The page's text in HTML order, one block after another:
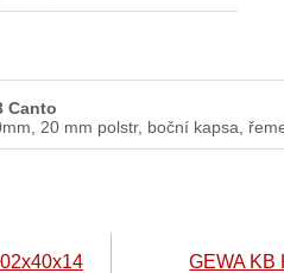
Canto
20 mm polstr, boční kapsa,
GEWA KB